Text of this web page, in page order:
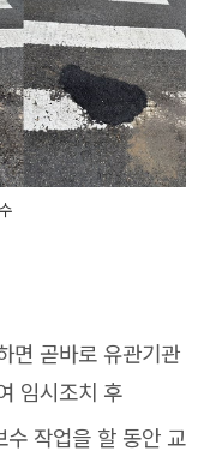
면 곧바로 유관기관
임시조치 후
수 작업을 할 동안 교